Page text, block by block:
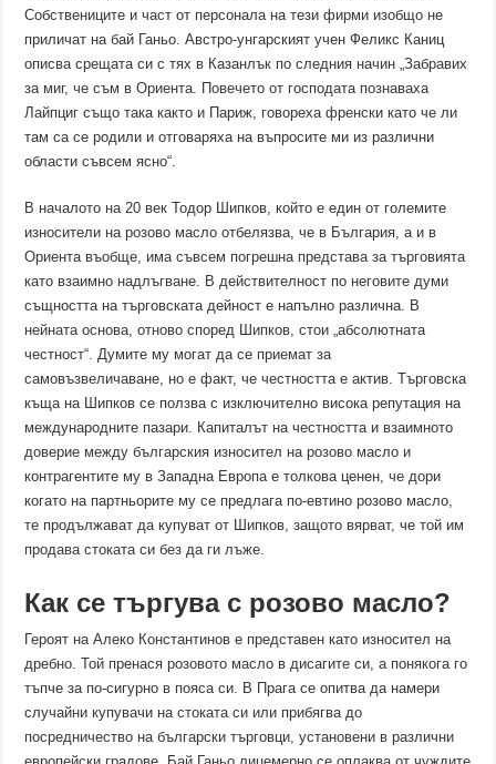
Собствениците и част от персонала на тези фирми изобщо не
приличат на бай Ганьо. Австро-унгарският учен Феликс Каниц
описва срещата си с тях в Казанлък по следния начин „Забравих
за миг, че съм в Ориента. Повечето от господата познаваха
Лайпциг също така както и Париж, говореха френски като че ли
там са се родили и отговаряха на въпросите ми из различни
области съвсем ясно“.
В началото на 20 век Тодор Шипков, който е един от големите
износители на розово масло отбелязва, че в България, а и в
Ориента въобще, има съвсем погрешна представа за търговията
като взаимно надлъгване. В действителност по неговите думи
същността на търговската дейност е напълно различна. В
нейната основа, отново според Шипков, стои „абсолютната
честност“. Думите му могат да се приемат за
самовъзвеличаване, но е факт, че честността е актив. Търговска
къща на Шипков се ползва с изключително висока репутация на
международните пазари. Капиталът на честността и взаимното
доверие между българския износител на розово масло и
контрагентите му в Западна Европа е толкова ценен, че дори
когато на партньорите му се предлага по-евтино розово масло,
те продължават да купуват от Шипков, защото вярват, че той им
продава стоката си без да ги лъже.
Как се търгува с розово масло?
Героят на Алеко Константинов е представен като износител на
дребно. Той пренася розовото масло в дисагите си, а понякога го
тъпче за по-сигурно в пояса си. В Прага се опитва да намери
случайни купувачи на стоката си или прибягва до
посредничество на български търговци, установени в различни